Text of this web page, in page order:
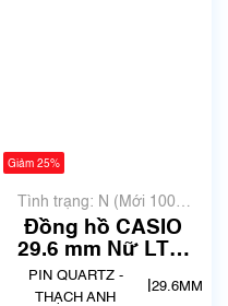
Giảm 25%
Tình trạng: N (Mới 100%
chưa qua sử dụng)
Đồng hồ CASIO
29.6 mm Nữ LTP-
V004GL-7AUDF
PIN QUARTZ -
THẠCH ANH
29.6MM